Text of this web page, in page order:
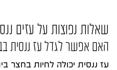
שאלות נפוצות על עזים
האם אפשר לגדל עז ננסית
עז ננסית יכולה לחיות בחצר